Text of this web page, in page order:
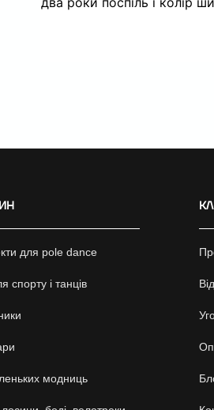
для pole dance
спорту і танців
модниць